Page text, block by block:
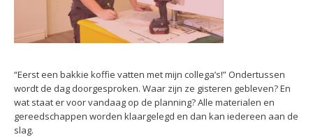
“Eerst een bakkie koffie vatten met mijn collega’s!” Ondertussen
wordt de dag doorgesproken. Waar zijn ze gisteren gebleven? En
wat staat er voor vandaag op de planning? Alle materialen en
gereedschappen worden klaargelegd en dan kan iedereen aan de
slag.